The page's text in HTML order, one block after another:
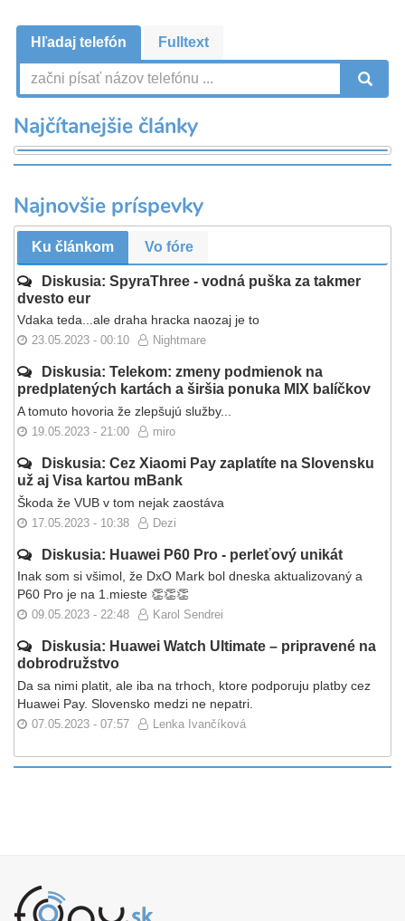
Hľadaj telefón Fulltext
Najčítanejšie články
Najnovšie príspevky
Ku článkom Vo fóre
Diskusia: SpyraThree - vodná puška za takmer
dvesto eur
Vdaka teda...ale draha hracka naozaj je to
23.05.2023 - 00:10 Nightmare
Diskusia: Telekom: zmeny podmienok na
predplatených kartách a širšia ponuka MIX balíčkov
A tomuto hovoria že zlepšujú služby...
19.05.2023 - 21:00 miro
Diskusia: Cez Xiaomi Pay zaplatíte na Slovensku
už aj Visa kartou mBank
Škoda že VUB v tom nejak zaostáva
17.05.2023 - 10:38 Dezi
Diskusia: Huawei P60 Pro - perleťový unikát
Inak som si všimol, že DxO Mark bol dneska aktualizovaný a
P60 Pro je na 1.mieste 👏👏👏
09.05.2023 - 22:48 Karol Sendrei
Diskusia: Huawei Watch Ultimate – pripravené na
dobrodružstvo
Da sa nimi platit, ale iba na trhoch, ktore podporuju platby cez
Huawei Pay. Slovensko medzi ne nepatri.
07.05.2023 - 07:57 Lenka Ivančíková